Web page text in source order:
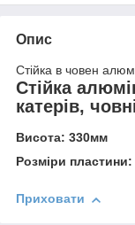
Опис
Стійка в човен
Стійка
катерів,
Висота: 330мм
Розміри
Приховати